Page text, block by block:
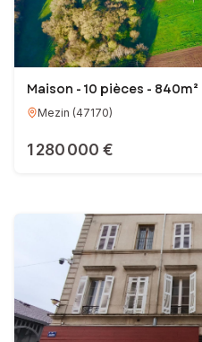
Maison - 10 pièces - 840m²
Mezin (47170)
1 280 000 €